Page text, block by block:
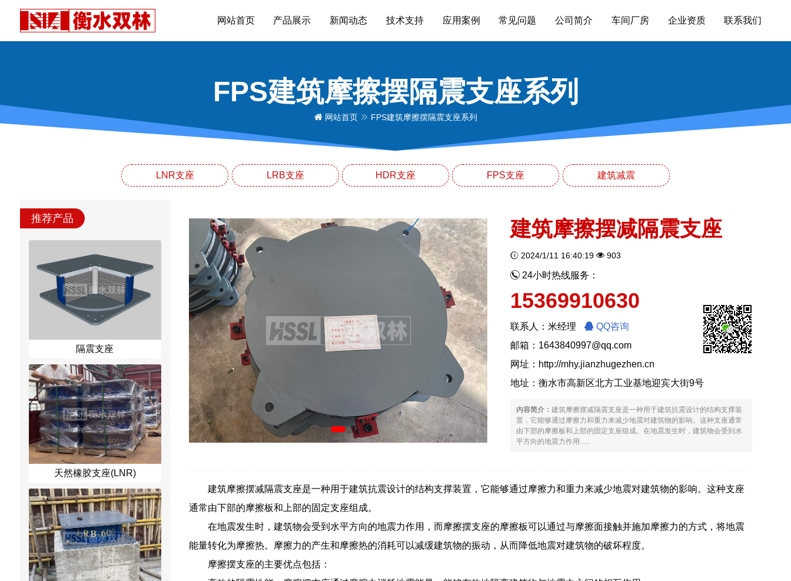
网站首页 产品展示 新闻动态 技术支持 应用案例 常见问题 公司简介 车间厂房 企业资质 联系我们
FPS建筑摩擦摆隔震支座系列
网站首页 FPS建筑摩擦摆隔震支座系列
LNR支座 LRB支座 HDR支座 FPS支座 建筑减震
推荐产品
隔震支座
天然橡胶支座(LNR)
建筑摩擦摆减隔震支座
2024/1/11 16:40:19 903
24小时热线服务：
15369910630
联系人：米经理
QQ咨询
邮箱：1643840997@qq.com
网址： http://mhy.jianzhugezhen.cn
地址：衡水市高新区北方工业基地迎宾大街9号
内容简介： 建筑摩擦摆减隔震支座是一种用于建筑抗震设计的结构支撑装
置，它能够通过摩擦力和重力来减少地震对建筑物的影响。这种支座通常
由下部的摩擦板和上部的固定支座组成。在地震发生时，建筑物会受到水
平方向的地震力作用......
建筑摩擦摆减隔震支座是一种用于建筑抗震设计的结构支撑装置，它能够通过摩擦力和重力来减少地震对建筑物的影响。这种支座
通常由下部的摩擦板和上部的固定支座组成。
在地震发生时，建筑物会受到水平方向的地震力作用，而摩擦摆支座的摩擦板可以通过与摩擦面接触并施加摩擦力的方式，将地震
能量转化为摩擦热。摩擦力的产生和摩擦热的消耗可以减缓建筑物的振动，从而降低地震对建筑物的破坏程度。
摩擦摆支座的主要优点包括：